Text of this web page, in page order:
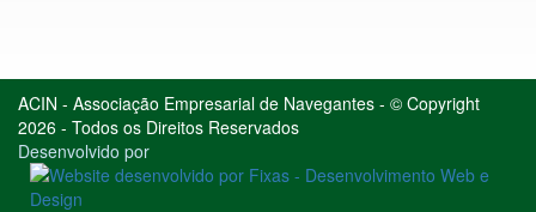
ACIN - Associação Empresarial de Navegantes - © Copyright
2026 - Todos os Direitos Reservados
Desenvolvido por